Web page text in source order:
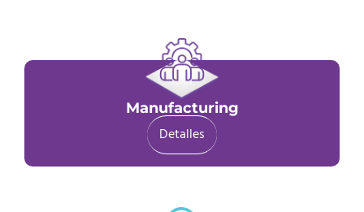
Manufacturing
Detalles